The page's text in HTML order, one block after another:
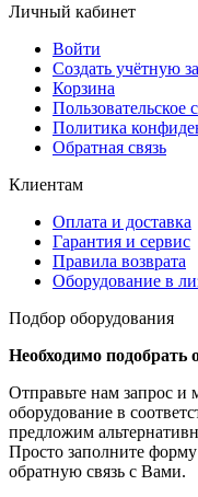
Личный кабинет
Войти
Создать учётную
Корзина
Пользовательское
Политика
Обратная связь
Клиентам
Оплата и доставка
Гарантия и сервис
Правила возврата
Оборудование в
Подбор оборудования
Необходимо подобрать
Отправьте нам запрос и
оборудование в
предложим
Просто заполните
обратную связь с Вами.